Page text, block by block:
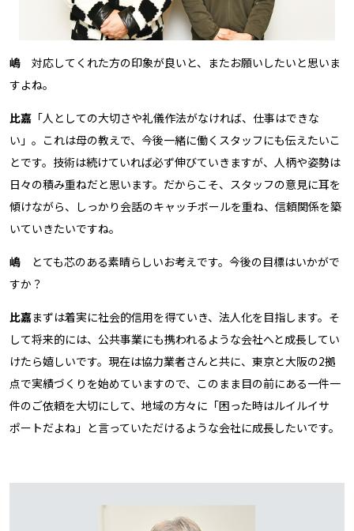
嶋 対応してくれた方の印象が良いと、またお願いしたいと思いま
すよね。
比嘉 「人としての大切さや礼儀作法がなければ、仕事はできな
い」。これは母の教えで、今後一緒に働くスタッフにも伝えたいこ
とです。技術は続けていれば必ず伸びていきますが、人柄や姿勢は
日々の積み重ねだと思います。だからこそ、スタッフの意見に耳を
傾けながら、しっかり会話のキャッチボールを重ね、信頼関係を築
いていきたいですね。
嶋 とても芯のある素晴らしいお考えです。今後の目標はいかがで
すか？
比嘉まずは着実に社会的信用を得ていき、法人化を目指します。そ
して将来的には、公共事業にも携われるような会社へと成長してい
けたら嬉しいです。現在は協力業者さんと共に、東京と大阪の2拠
点で実績づくりを始めていますので、このまま目の前にある一件一
件のご依頼を大切にして、地域の方々に「困った時はルイルイサ
ポートだよね」と言っていただけるような会社に成長したいです。